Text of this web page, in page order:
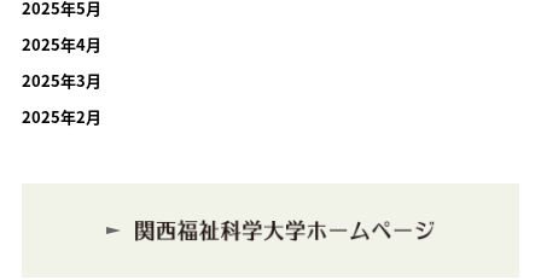
2025年5月
2025年4月
2025年3月
2025年2月